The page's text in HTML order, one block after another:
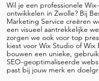
Wil je een professionele
ontwikkelen in Zwolle? Bij
Marketing Service creëren
een visueel aantrekkelijke
zorgen we ook voor top
kiest voor Wix Studio of Wix
bouwen een unieke,
SEO-geoptimaliseerde
past bij jouw merk en